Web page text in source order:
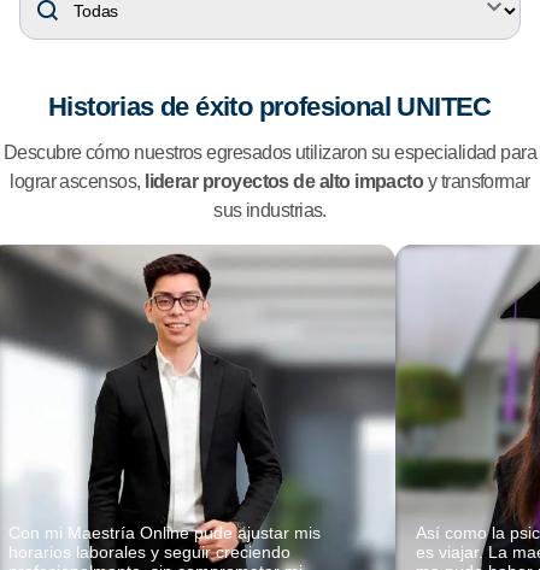
Historias de éxito profesional UNITEC
Descubre cómo nuestros egresados utilizaron su especialidad para
lograr ascensos, liderar proyectos de alto impactoy transformar
sus industrias.
Con mi Maestría Online pude ajustar mis
horarios laborales y seguir creciendo
Así como la
es viajar. La